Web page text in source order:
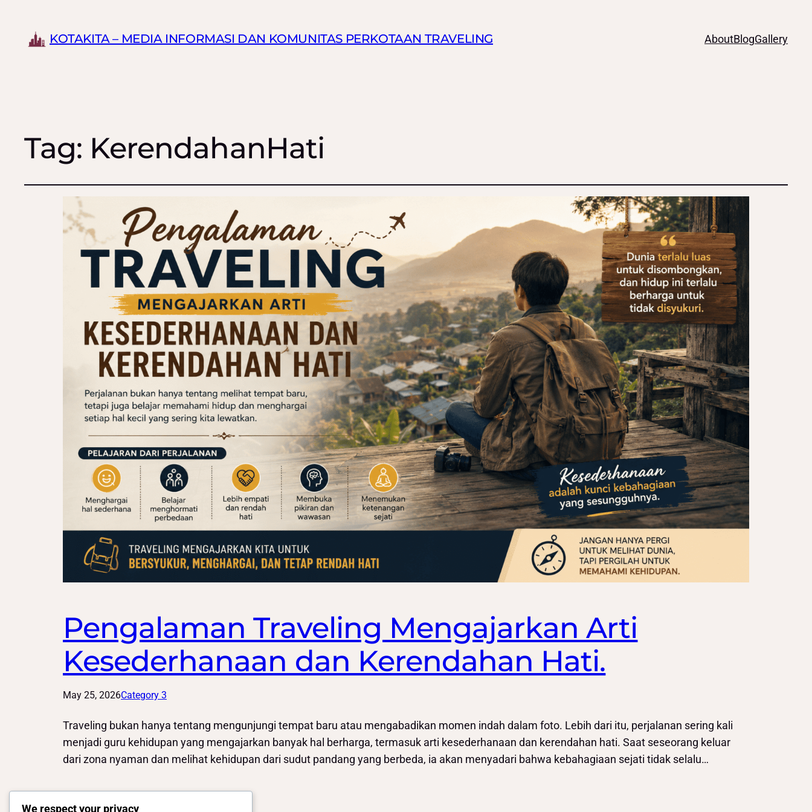
KOTAKITA – MEDIA INFORMASI DAN KOMUNITAS PERKOTAAN TRAVELING AboutBlogGallery
Tag: KerendahanHati
Pengalaman Traveling Mengajarkan Arti
Kesederhanaan dan Kerendahan Hati.
May 25, 2026Category 3
Traveling bukan hanya tentang mengunjungi tempat baru atau mengabadikan momen indah dalam foto. Lebih dari itu, perjalanan sering kali
menjadi guru kehidupan yang mengajarkan banyak hal berharga, termasuk arti kesederhanaan dan kerendahan hati. Saat seseorang keluar
dari zona nyaman dan melihat kehidupan dari sudut pandang yang berbeda, ia akan menyadari bahwa kebahagiaan sejati tidak selalu…
We respect your privacy